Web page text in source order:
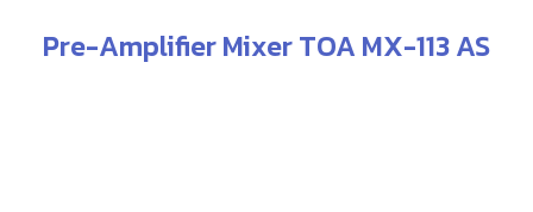
Pre-Amplifier Mixer TOA MX-113 AS